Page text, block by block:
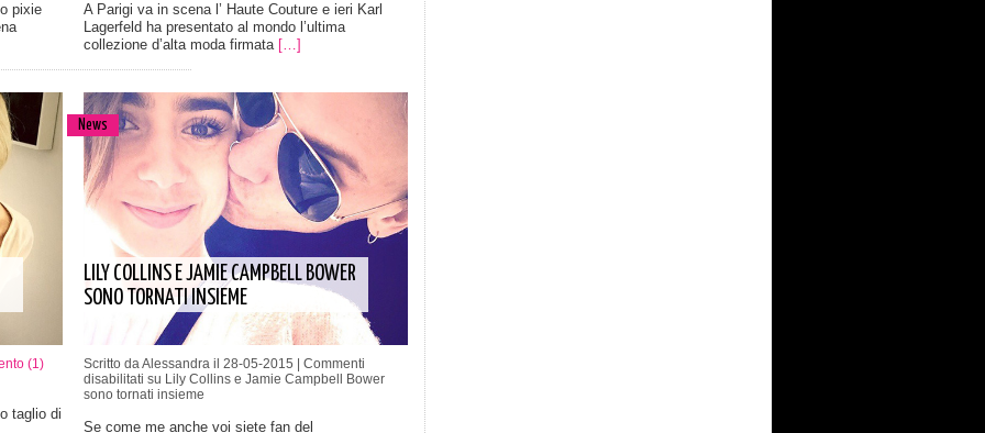
pixie
A Parigi va in scena l’ Haute Couture e ieri Karl
Lagerfeld ha presentato al mondo l’ultima
collezione d’alta moda firmata […]
(1)
taglio di
News
LILY COLLINS E JAMIE CAMPBELL BOWER
SONO TORNATI INSIEME
Scritto da Alessandra il 28-05-2015 | Commenti
disabilitati su Lily Collins e Jamie Campbell Bower
sono tornati insieme
Se come me anche voi siete fan del